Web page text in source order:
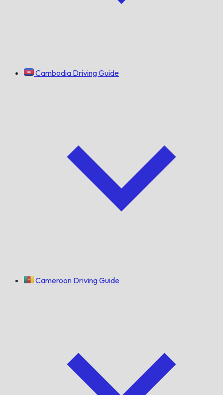
Cambodia Driving Guide
Cameroon Driving Guide